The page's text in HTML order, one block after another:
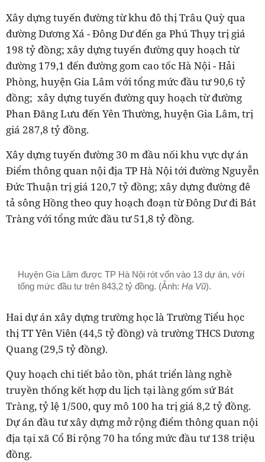
Xây dựng tuyến đường từ khu đô thị Trâu Quỳ qua
đường Dương Xá - Đông Dư đến ga Phú Thụy trị giá
198 tỷ đồng; xây dựng tuyến đường quy hoạch từ
đường 179,1 đến đường gom cao tốc Hà Nội - Hải
Phòng, huyện Gia Lâm với tổng mức đầu tư 90,6 tỷ
đồng; xây dựng tuyến đường quy hoạch từ đường
Phan Đăng Lưu đến Yên Thường, huyện Gia Lâm, trị
giá 287,8 tỷ đồng.
Xây dựng tuyến đường 30 m đầu nối khu vực dự án
Điểm thông quan nội địa TP Hà Nội tới đường Nguyễn
Đức Thuận trị giá 120,7 tỷ đồng; xây dựng đường đê
tả sông Hồng theo quy hoạch đoạn từ Đông Dư đi Bát
Tràng với tổng mức đầu tư 51,8 tỷ đồng.
Huyện Gia Lâm được TP Hà Nội rót vốn vào 13 dự án, với
tổng mức đầu tư trên 843,2 tỷ đồng. (Ảnh: Hạ Vũ).
Hai dự án xây dựng trường học là Trường Tiểu học
thị TT Yên Viên (44,5 tỷ đồng) và trường THCS Dương
Quang (29,5 tỷ đồng).
Quy hoạch chi tiết bảo tồn, phát triển làng nghề
truyền thống kết hợp du lịch tại làng gốm sứ Bát
Tràng, tỷ lệ 1/500, quy mô 100 ha trị giá 8,2 tỷ đồng.
Dự án đầu tư xây dựng mở rộng điểm thông quan nội
địa tại xã Cổ Bi rộng 70 ha tổng mức đầu tư 138 triệu
đồng.